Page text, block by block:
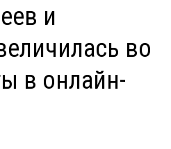
и
во
в онлайн-